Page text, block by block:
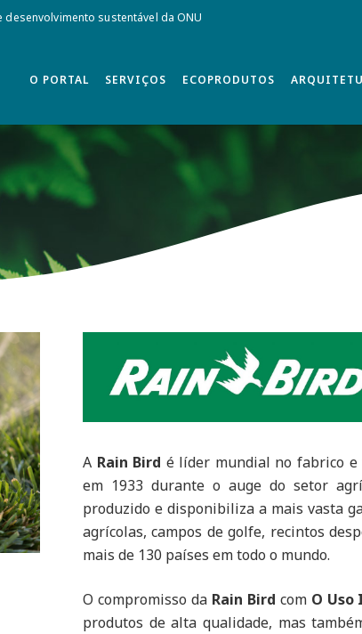
sustentável da ONU
O PORTAL SERVIÇOS ECOPRODUTOS
A Rain Bird é líder mundial no fabrico e
em 1933 durante o auge do setor
produzido e disponibiliza a mais vasta
agrícolas, campos de golfe, recintos
mais de 130 países em todo o mundo.
O compromisso da Rain Bird com O
produtos de alta qualidade, mas